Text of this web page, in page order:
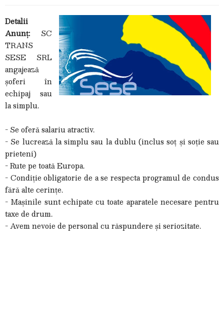
Detalii
Anunț: SC
TRANS
SESE SRL
angajează
șoferi în
echipaj sau
la simplu.
- Se oferă salariu atractiv.
- Se lucrează la simplu sau la dublu (inclus soț și soție sau
prieteni)
- Rute pe toată Europa.
- Condiție obligatorie de a se respecta programul de condus
fără alte cerințe.
- Mașinile sunt echipate cu toate aparatele necesare pentru
taxe de drum.
- Avem nevoie de personal cu răspundere și seriozitate.